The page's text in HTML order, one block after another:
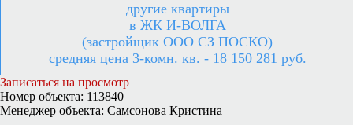
другие квартиры
в ЖК И-ВОЛГА
(застройщик ООО СЗ ПОСКО)
средняя цена 3-комн. кв. - 18 150 281 руб.
Записаться на просмотр
Номер объекта: 113840
Менеджер объекта: Самсонова Кристина